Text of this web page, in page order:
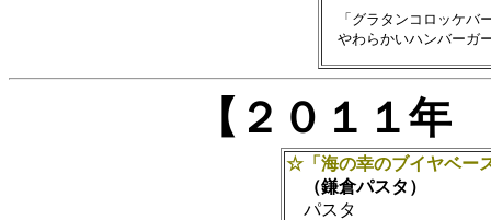
「グラタンコロッケバ
【２０１１
☆「海の幸のブイヤベー
（鎌倉パスタ）
パスタ